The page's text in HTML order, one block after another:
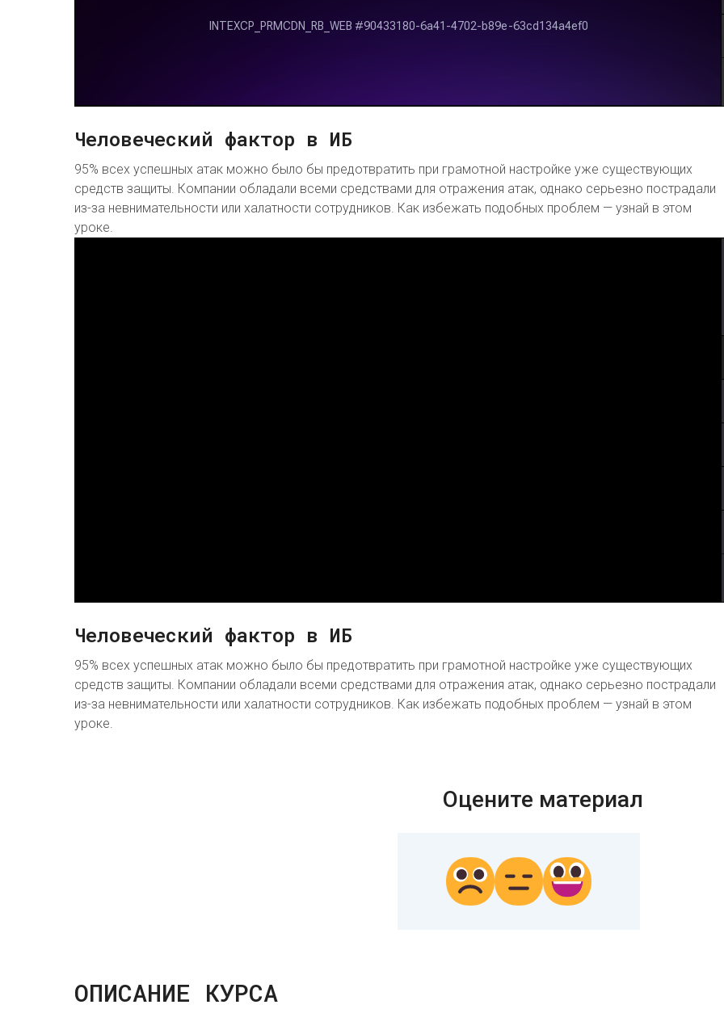
Человеческий фактор в ИБ
95% всех успешных атак можно было бы предотвратить при грамотной настройке уже существующих
средств защиты. Компании обладали всеми средствами для отражения атак, однако серьезно пострадали
из-за невнимательности или халатности сотрудников. Как избежать подобных проблем — узнай в этом
уроке.
Человеческий фактор в ИБ
95% всех успешных атак можно было бы предотвратить при грамотной настройке уже существующих
средств защиты. Компании обладали всеми средствами для отражения атак, однако серьезно пострадали
из-за невнимательности или халатности сотрудников. Как избежать подобных проблем — узнай в этом
уроке.
Оцените материал
ОПИСАНИЕ КУРСА